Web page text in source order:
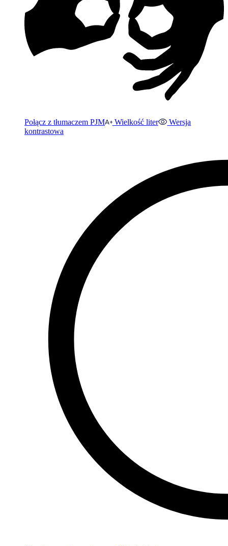
Połącz z tłumaczem PJM Wielkość liter
Wersja
kontrastowa